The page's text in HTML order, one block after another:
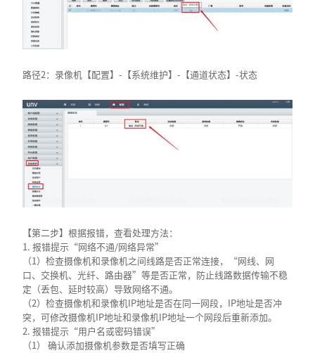
路径2：录像机【配置】-【系统维护】-【通道状态】-状态
【第二步】根据报错，查看处理方法：
1. 报错提示“网络不通/网络异常”
（1）检查摄像机和录像机之间线路是否正常连接，“网线、网
口、交换机、光纤、路由器”等是否正常，防止线路数据传输不稳
定（丢包、延时较高）导致网络不通。
（2）检查摄像机和录像机IP地址是否在同一网段，IP地址是否冲
突，可修改摄像机IP地址和录像机IP地址一个网段后重新添加。
2. 报错提示“用户名或密码错误”
（1） 确认添加摄像机参数是否填写正确